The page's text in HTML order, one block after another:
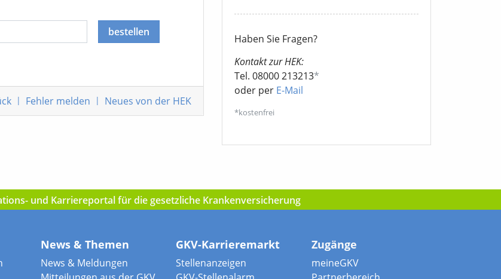
bestellen
| Fehler melden | Neues von der HEK
Haben Sie Fragen?
Kontakt zur HEK:
Tel. 08000 213213*
oder per E-Mail
*kostenfrei
und Karriereportal für die gesetzliche Krankenversicherung
News & Themen
News & Meldungen
GKV-Karrieremarkt
Stellenanzeigen
Zugänge
meineGKV